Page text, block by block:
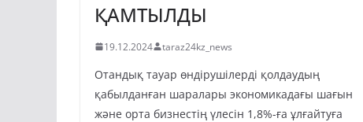
ҚАМТЫЛДЫ
19.12.2024 taraz24kz_news
Отандық тауар өндірушілерді қолдаудың
қабылданған шаралары экономикадағы шағын
және орта бизнестің үлесін 1,8%-ға ұлғайтуға